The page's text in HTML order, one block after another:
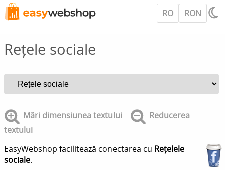
RO RON
Rețele sociale
Mări dimensiunea textului
Reducerea
textului
EasyWebshop facilitează conectarea cu Rețelele
sociale.